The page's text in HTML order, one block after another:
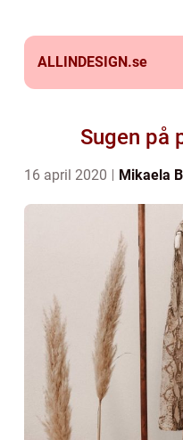
ALLINDESIGN.se
Sugen på
16 april 2020 Mikaela